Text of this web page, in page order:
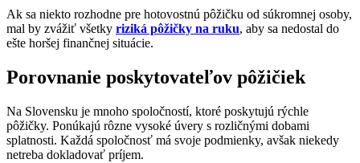
Ak sa niekto rozhodne pre hotovostnú pôžičku od súkromnej osoby,
mal by zvážiť všetky riziká pôžičky na ruku, aby sa nedostal do
ešte horšej finančnej situácie.
Porovnanie poskytovateľov pôžičiek
Na Slovensku je mnoho spoločností, ktoré poskytujú rýchle
pôžičky. Ponúkajú rôzne vysoké úvery s rozličnými dobami
splatnosti. Každá spoločnosť má svoje podmienky, avšak niekedy
netreba dokladovať príjem.